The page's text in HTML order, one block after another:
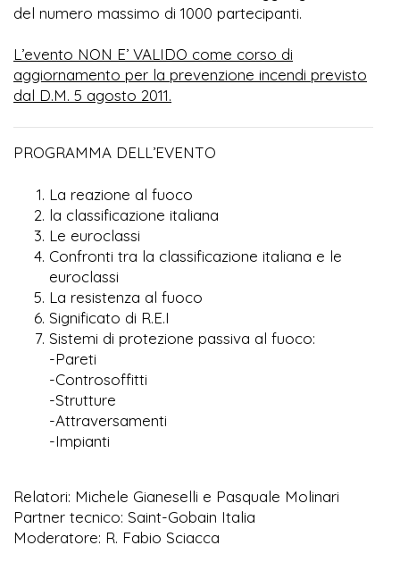
del numero massimo di 1000 partecipanti.
L’evento NON E’ VALIDO come corso di
aggiornamento per la prevenzione incendi previsto
dal D.M. 5 agosto 2011.
PROGRAMMA DELL’EVENTO
La reazione al fuoco
la classificazione italiana
Le euroclassi
Confronti tra la classificazione italiana e le
euroclassi
La resistenza al fuoco
Significato di R.E.I
Sistemi di protezione passiva al fuoco:
-Pareti
-Controsoffitti
-Strutture
-Attraversamenti
-Impianti
Relatori: Michele Gianeselli e Pasquale Molinari
Partner tecnico: Saint-Gobain Italia
Moderatore: R. Fabio Sciacca